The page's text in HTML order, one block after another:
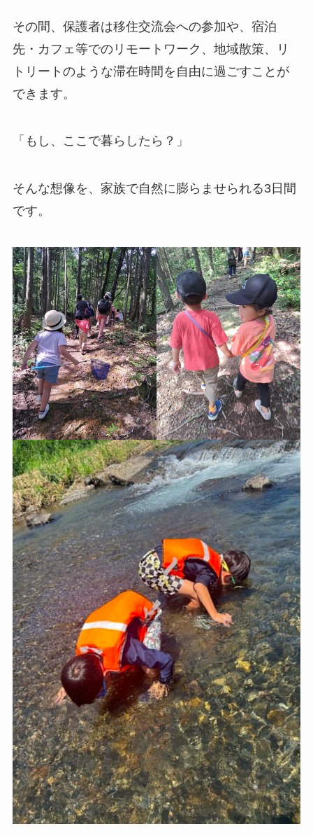
その間、保護者は移住交流会への参加や、宿泊
先・カフェ等でのリモートワーク、地域散策、リ
トリートのような滞在時間を自由に過ごすことが
できます。
「もし、ここで暮らしたら？」
そんな想像を、家族で自然に膨らませられる3日間
です。